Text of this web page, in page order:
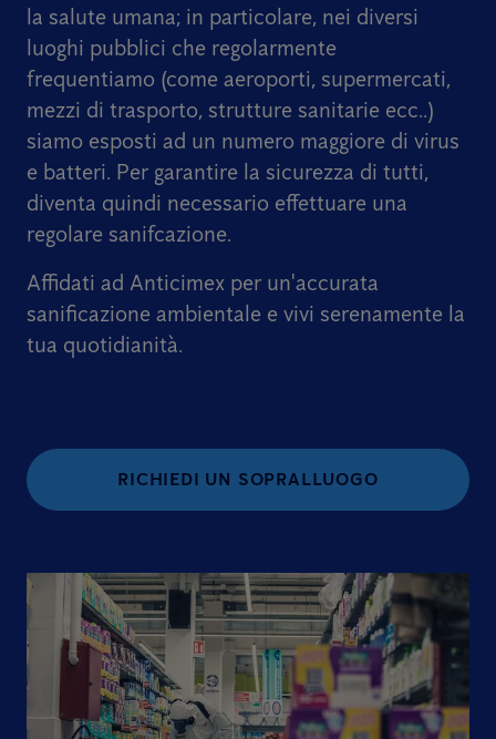
la salute umana; in particolare, nei diversi
luoghi pubblici che regolarmente
frequentiamo (come aeroporti, supermercati,
mezzi di trasporto, strutture sanitarie ecc..)
siamo esposti ad un numero maggiore di virus
e batteri. Per garantire la sicurezza di tutti,
diventa quindi necessario effettuare una
regolare sanifcazione.
Affidati ad Anticimex per un'accurata
sanificazione ambientale e vivi serenamente la
tua quotidianità.
RICHIEDI UN SOPRALLUOGO